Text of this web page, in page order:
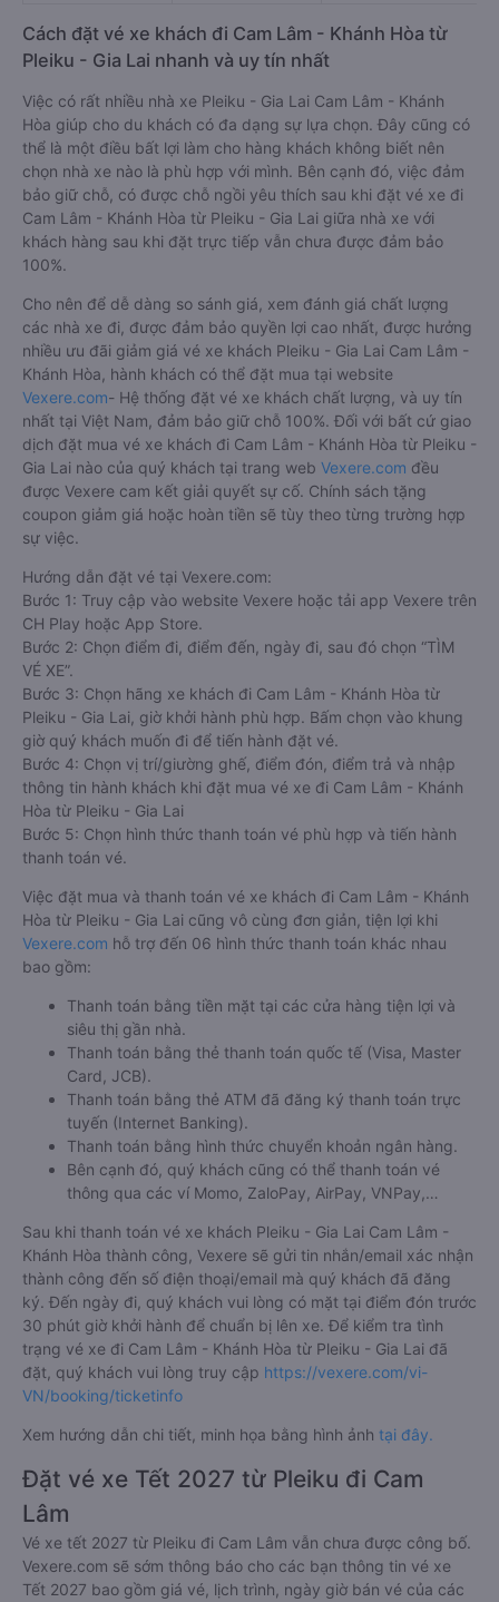
Cách đặt vé xe khách đi Cam Lâm - Khánh Hòa từ
Pleiku - Gia Lai nhanh và uy tín nhất
Việc có rất nhiều nhà xe Pleiku - Gia Lai Cam Lâm - Khánh
Hòa giúp cho du khách có đa dạng sự lựa chọn. Đây cũng có
thể là một điều bất lợi làm cho hàng khách không biết nên
chọn nhà xe nào là phù hợp với mình. Bên cạnh đó, việc đảm
bảo giữ chỗ, có được chỗ ngồi yêu thích sau khi đặt vé xe đi
Cam Lâm - Khánh Hòa từ Pleiku - Gia Lai giữa nhà xe với
khách hàng sau khi đặt trực tiếp vẫn chưa được đảm bảo
100%.
Cho nên để dễ dàng so sánh giá, xem đánh giá chất lượng
các nhà xe đi, được đảm bảo quyền lợi cao nhất, được hưởng
nhiều ưu đãi giảm giá vé xe khách Pleiku - Gia Lai Cam Lâm -
Khánh Hòa, hành khách có thể đặt mua tại website
Vexere.com- Hệ thống đặt vé xe khách chất lượng, và uy tín
nhất tại Việt Nam, đảm bảo giữ chỗ 100%. Đối với bất cứ giao
dịch đặt mua vé xe khách đi Cam Lâm - Khánh Hòa từ Pleiku -
Gia Lai nào của quý khách tại trang web Vexere.com đều
được Vexere cam kết giải quyết sự cố. Chính sách tặng
coupon giảm giá hoặc hoàn tiền sẽ tùy theo từng trường hợp
sự việc.
Hướng dẫn đặt vé tại Vexere.com:
Bước 1: Truy cập vào website Vexere hoặc tải app Vexere trên
CH Play hoặc App Store.
Bước 2: Chọn điểm đi, điểm đến, ngày đi, sau đó chọn “TÌM
VÉ XE”.
Bước 3: Chọn hãng xe khách đi Cam Lâm - Khánh Hòa từ
Pleiku - Gia Lai, giờ khởi hành phù hợp. Bấm chọn vào khung
giờ quý khách muốn đi để tiến hành đặt vé.
Bước 4: Chọn vị trí/giường ghế, điểm đón, điểm trả và nhập
thông tin hành khách khi đặt mua vé xe đi Cam Lâm - Khánh
Hòa từ Pleiku - Gia Lai
Bước 5: Chọn hình thức thanh toán vé phù hợp và tiến hành
thanh toán vé.
Việc đặt mua và thanh toán vé xe khách đi Cam Lâm - Khánh
Hòa từ Pleiku - Gia Lai cũng vô cùng đơn giản, tiện lợi khi
Vexere.com hỗ trợ đến 06 hình thức thanh toán khác nhau
bao gồm:
Thanh toán bằng tiền mặt tại các cửa hàng tiện lợi và
siêu thị gần nhà.
Thanh toán bằng thẻ thanh toán quốc tế (Visa, Master
Card, JCB).
Thanh toán bằng thẻ ATM đã đăng ký thanh toán trực
tuyến (Internet Banking).
Thanh toán bằng hình thức chuyển khoản ngân hàng.
Bên cạnh đó, quý khách cũng có thể thanh toán vé
thông qua các ví Momo, ZaloPay, AirPay, VNPay,…
Sau khi thanh toán vé xe khách Pleiku - Gia Lai Cam Lâm -
Khánh Hòa thành công, Vexere sẽ gửi tin nhắn/email xác nhận
thành công đến số điện thoại/email mà quý khách đã đăng
ký. Đến ngày đi, quý khách vui lòng có mặt tại điểm đón trước
30 phút giờ khởi hành để chuẩn bị lên xe. Để kiểm tra tình
trạng vé xe đi Cam Lâm - Khánh Hòa từ Pleiku - Gia Lai đã
đặt, quý khách vui lòng truy cập https://vexere.com/vi-
VN/booking/ticketinfo
Xem hướng dẫn chi tiết, minh họa bằng hình ảnh tại đây.
Đặt vé xe Tết 2027 từ Pleiku đi Cam
Lâm
Vé xe tết 2027 từ Pleiku đi Cam Lâm vẫn chưa được công bố.
Vexere.com sẽ sớm thông báo cho các bạn thông tin vé xe
Tết 2027 bao gồm giá vé, lịch trình, ngày giờ bán vé của các